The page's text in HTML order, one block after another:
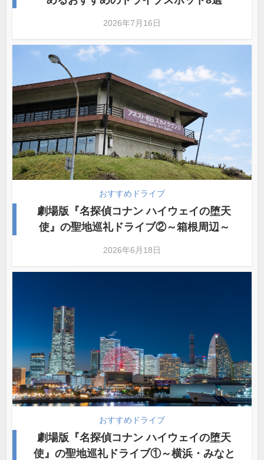
2026年7月16日
おすすめドライブ
劇場版『名探偵コナン ハイウェイの堕天
使』の聖地巡礼ドライブ②～箱根周辺～
2026年6月18日
おすすめドライブ
劇場版『名探偵コナン ハイウェイの堕天
使』の聖地巡礼ドライブ①～横浜・みなと